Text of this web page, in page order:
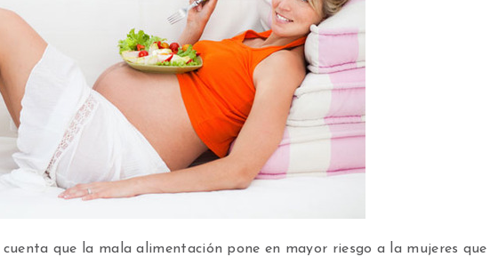
cuenta que la mala alimentación pone en mayor riesgo a la mujeres que